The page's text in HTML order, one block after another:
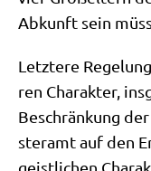
Abkunft sein
Letz­te­re
ren Cha­rak­ter,
Beschrän­kung
ster­amt auf den
geist­li­chen